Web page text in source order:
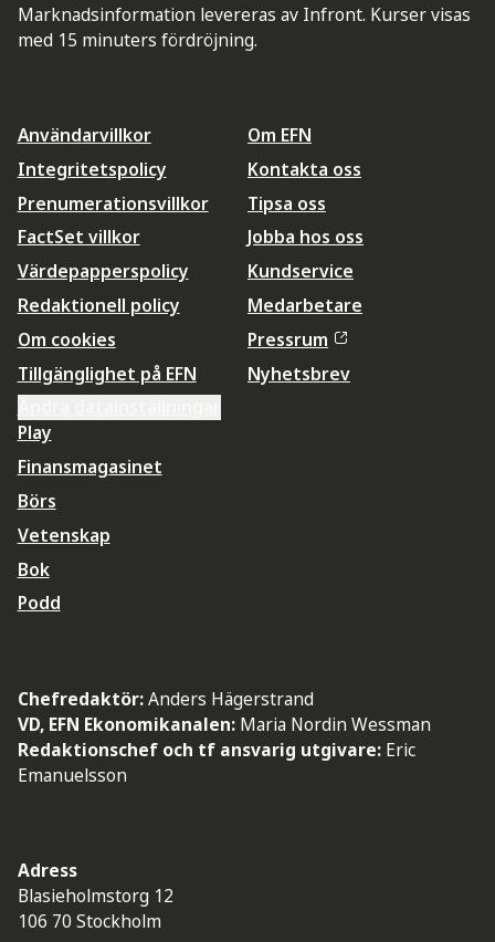
Marknadsinformation levereras av Infront. Kurser visas
med 15 minuters fördröjning.
Användarvillkor
Integritetspolicy
Prenumerationsvillkor
FactSet villkor
Värdepapperspolicy
Redaktionell policy
Om cookies
Tillgänglighet på EFN
Om EFN
Kontakta oss
Tipsa oss
Jobba hos oss
Kundservice
Medarbetare
Pressrum
Nyhetsbrev
Play
Finansmagasinet
Börs
Vetenskap
Bok
Podd
Chefredaktör:Anders Hägerstrand
VD, EFN Ekonomikanalen: Maria Nordin Wessman
Redaktionschef och tf ansvarig utgivare: Eric
Emanuelsson
Adress
Blasieholmstorg 12
106 70 Stockholm